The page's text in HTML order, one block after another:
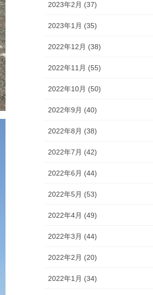
2023年2月 (37)
2023年1月 (35)
2022年12月 (38)
2022年11月 (55)
2022年10月 (50)
2022年9月 (40)
2022年8月 (38)
2022年7月 (42)
2022年6月 (44)
2022年5月 (53)
2022年4月 (49)
2022年3月 (44)
2022年2月 (20)
2022年1月 (34)